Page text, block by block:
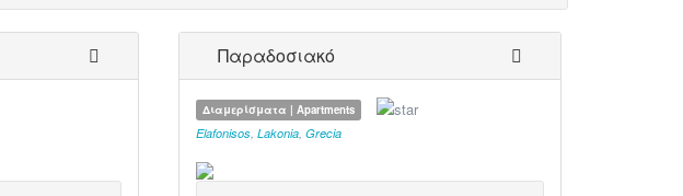
Παραδοσιακό
Διαμερίσματα | Apartments
Elafonisos, Lakonia, Grecia